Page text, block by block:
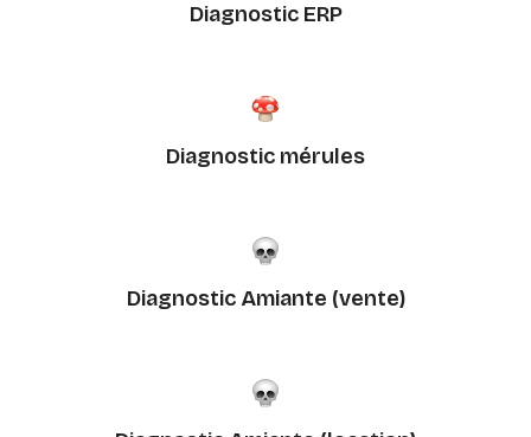
Diagnostic ERP
Diagnostic mérules
Diagnostic Amiante (vente)